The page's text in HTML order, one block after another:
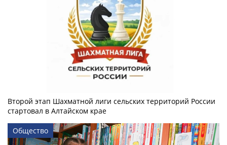
Второй этап Шахматной лиги сельских территорий России
стартовал в Алтайском крае
Общество